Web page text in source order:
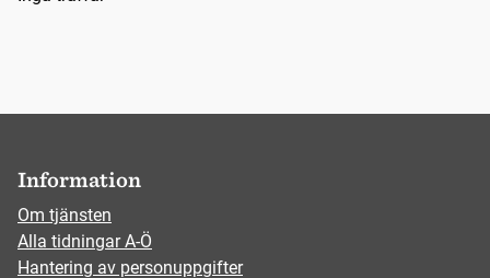
Information
Om tjänsten
Alla tidningar A-Ö
Hantering av personuppgifter